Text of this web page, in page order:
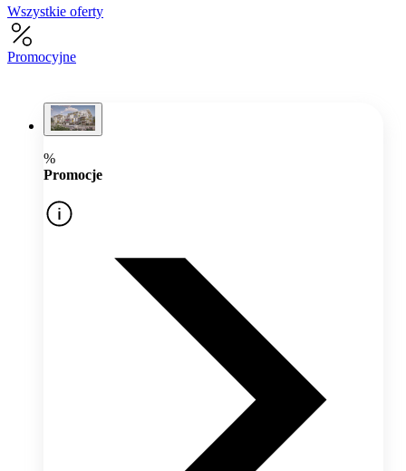
Wszystkie oferty
Promocyjne
%
Promocje